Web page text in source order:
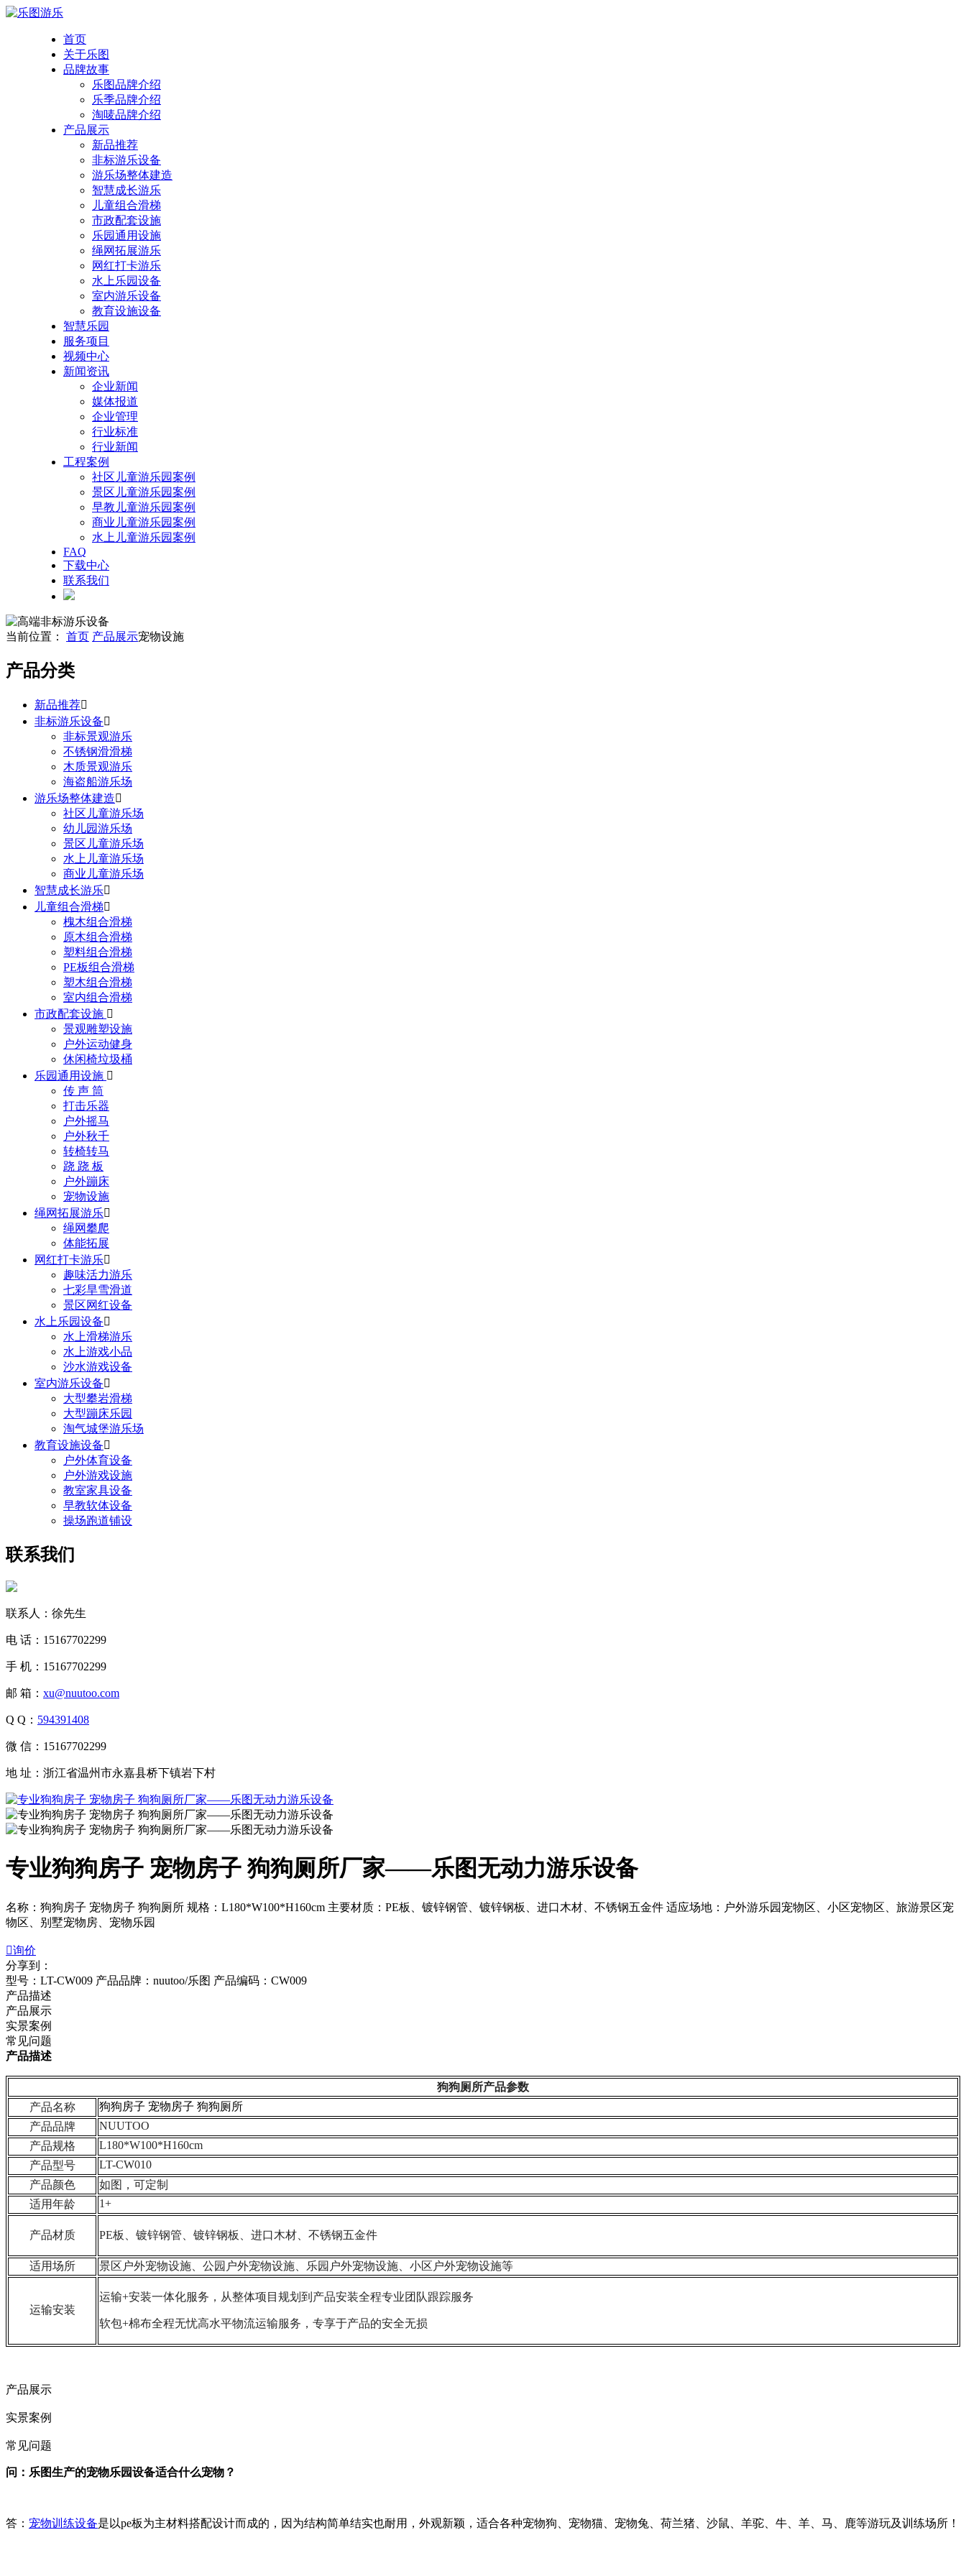
首页
关于乐图
品牌故事
乐图品牌介绍
乐季品牌介绍
淘唛品牌介绍
产品展示
新品推荐
非标游乐设备
游乐场整体建造
智慧成长游乐
儿童组合滑梯
市政配套设施
乐园通用设施
绳网拓展游乐
网红打卡游乐
水上乐园设备
室内游乐设备
教育设施设备
智慧乐园
服务项目
视频中心
新闻资讯
企业新闻
媒体报道
企业管理
行业标准
行业新闻
工程案例
社区儿童游乐园案例
景区儿童游乐园案例
早教儿童游乐园案例
商业儿童游乐园案例
水上儿童游乐园案例
FAQ
下载中心
联系我们
当前位置： 首页 产品展示宠物设施
产品分类
新品推荐
非标游乐设备
非标景观游乐
不锈钢滑滑梯
木质景观游乐
海盗船游乐场
游乐场整体建造
社区儿童游乐场
幼儿园游乐场
景区儿童游乐场
水上儿童游乐场
商业儿童游乐场
智慧成长游乐
儿童组合滑梯
槐木组合滑梯
原木组合滑梯
塑料组合滑梯
PE板组合滑梯
塑木组合滑梯
室内组合滑梯
市政配套设施 
景观雕塑设施
户外运动健身
休闲椅垃圾桶
乐园通用设施 
传 声 筒
打击乐器
户外摇马
户外秋千
转椅转马
跷 跷 板
户外蹦床
宠物设施
绳网拓展游乐
绳网攀爬
体能拓展
网红打卡游乐
趣味活力游乐
七彩旱雪滑道
景区网红设备
水上乐园设备
水上滑梯游乐
水上游戏小品
沙水游戏设备
室内游乐设备
大型攀岩滑梯
大型蹦床乐园
淘气城堡游乐场
教育设施设备
户外体育设备
户外游戏设施
教室家具设备
早教软体设备
操场跑道铺设
联系我们
联系人：徐先生
电 话：15167702299
手 机：15167702299
邮 箱： xu@nuutoo.com
Q Q： 594391408
微 信：15167702299
地 址：浙江省温州市永嘉县桥下镇岩下村
专业狗狗房子 宠物房子 狗狗厕所厂家——乐图无动力游乐设备
名称：狗狗房子 宠物房子 狗狗厕所 规格：L180*W100*H160cm 主要材质：PE板、镀锌钢管、镀锌钢板、进口木材、不锈钢五金件 适应场地：户外游乐园宠物区、小区宠物区、旅游景区宠
物区、别墅宠物房、宠物乐园
询价
分享到：
型号：LT-CW009 产品品牌：nuutoo/乐图 产品编码：CW009
产品描述
产品展示
实景案例
常见问题
产品描述
狗狗厕所产品参数
产品名称
狗狗房子 宠物房子 狗狗厕所
产品品牌
NUUTOO
产品规格
L180*W100*H160cm
产品型号
LT-CW010
产品颜色
如图，可定制
适用年龄
1+
产品材质 PE板、镀锌钢管、镀锌钢板、进口木材、不锈钢五金件
适用场所 景区户外宠物设施、公园户外宠物设施、乐园户外宠物设施、小区户外宠物设施等
运输安装
运输+安装一体化服务，从整体项目规划到 产品安装全程专业团队跟踪服务
软包+棉布全程无忧高水平物流运输服务，专享于产品的安全无损
产品展示
实景案例
常见问题
问：乐图生产的宠物乐园设备适合什么宠物？
答： 宠物训练设备是以pe板为主材料搭配设计而成的，因为结构简单结实也耐用，外观新颖，适合各种宠物狗、宠物猫、宠物兔、荷兰猪、沙鼠、羊驼、牛、羊、马、鹿等游玩及训练场所！